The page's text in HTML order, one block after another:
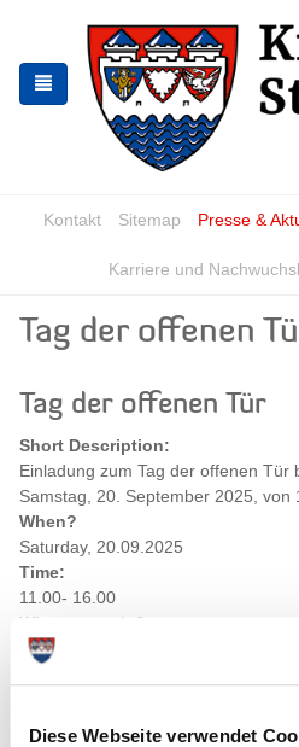
Diese Webseite verwendet
the
navigation
the
content
Kontakt Sitemap Presse &
Karriere und
Tag der offenen
Tag der offenen Tür
Short Description:
Einladung zum Tag der offenen Tür
Samstag, 20. September 2025, von
When?
Saturday, 20.09.2025
Time:
11.00- 16.00
Where exactly?
Heidehof Circus Ubuntu, An der
Veranstaltungen für Kinder